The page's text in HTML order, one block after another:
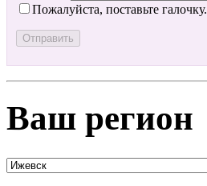
Пожалуйста, поставьте галочку.
Ваш регион